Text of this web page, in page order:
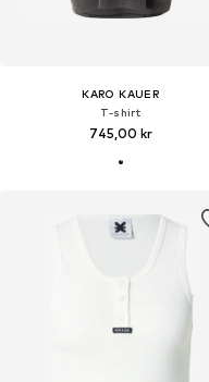
KARO KAUER
T-shirt
745,00 kr